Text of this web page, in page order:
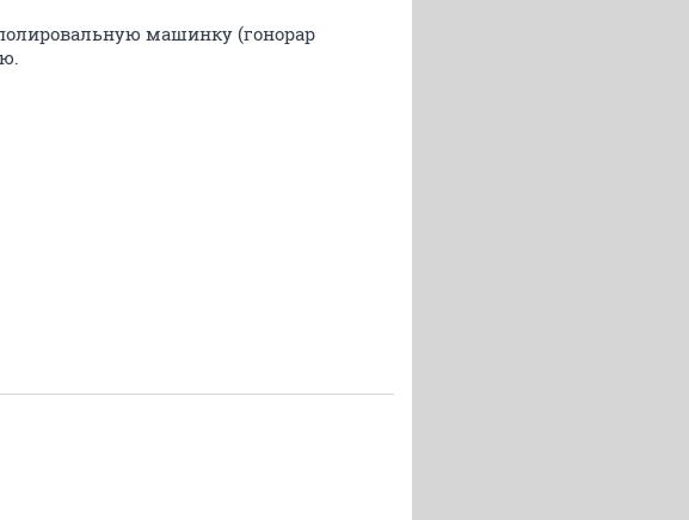
машинку (гонорар